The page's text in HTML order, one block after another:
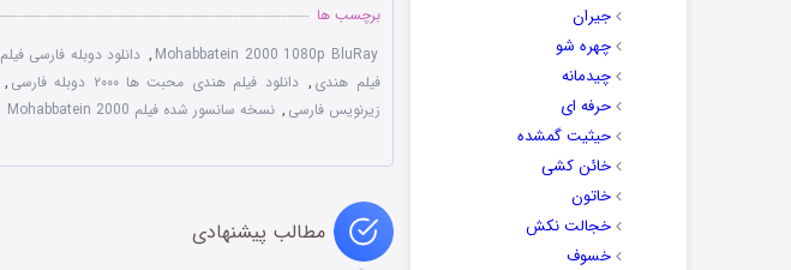
جیران
چهره شو
چیدمانه
حرفه ای
حیثیت گمشده
خائن کشی
خاتون
خجالت نکش
خسوف
برچسب ها
Mohabbatein 2000 1080p BluRay
, دانلود دوبله فارسی فیلم Mohabbatein 2000
فیلم هندی , دانلود فیلم هندی محبت ها ۲۰۰۰ دوبله فارسی ,
زیرنویس فارسی , نسخه سانسور شده فیلم Mohabbatein 2000
مطالب پیشنهادی